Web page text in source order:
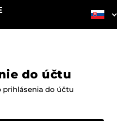
do účtu
prihlásenia do účtu